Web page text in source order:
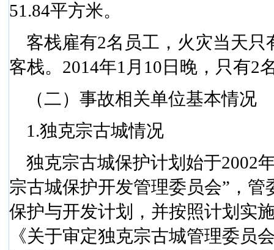
51.84平方米。
客栈雇有2名员工，火灾当天只
客栈。 2014年1 月 10 日晚，只有2
（二）事故相关单位基本情况
1.独克宗古城情况
独克宗古城保护计划始于2002
宗古城保护开发管理委员会”，
保护与开发计划，并按照计划实
《关于审定独克宗古城管理委员